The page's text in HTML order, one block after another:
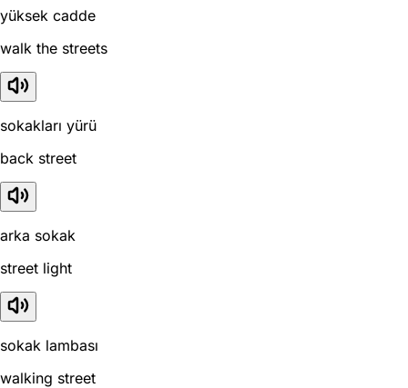
yüksek cadde
walk the streets
sokakları yürü
back street
arka sokak
street light
sokak lambası
walking street